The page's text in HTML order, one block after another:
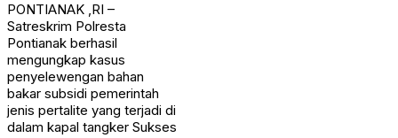
PONTIANAK ,RI –
Satreskrim Polresta
Pontianak berhasil
mengungkap kasus
penyelewengan bahan
bakar subsidi pemerintah
jenis pertalite yang terjadi di
dalam kapal tangker Sukses